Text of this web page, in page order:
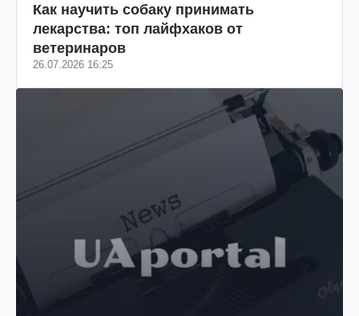
Как научить собаку принимать
лекарства: топ лайфхаков от
ветеринаров
26.07.2026 16:25